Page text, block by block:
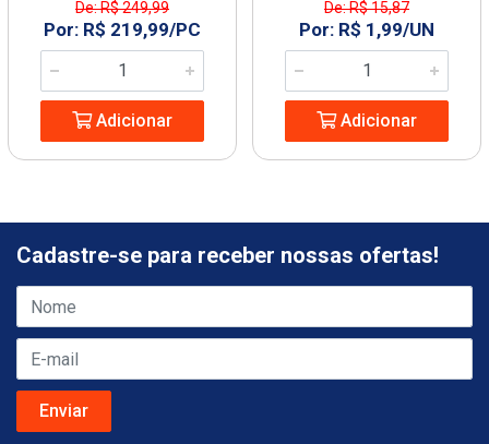
De: R$ 249,99
Por: R$ 219,99/PC
Adicionar
De: R$ 15,87
Por: R$ 1,99/UN
Adicionar
Cadastre-se para receber nossas ofertas!